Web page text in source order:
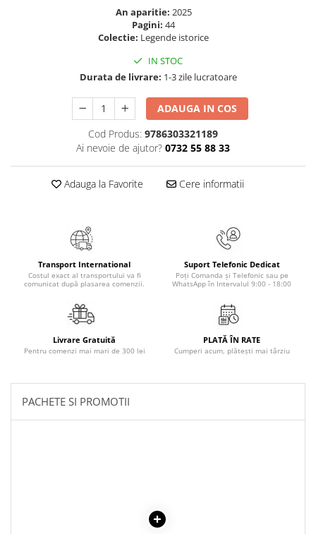
Ma pregatesc pentru scoala
Manuale - Carte Scolara
Clasa pregatitoare
Limbi Straine
Povesti ilustrate
Povesti - Basme - Legende
Religie pentru copii
ScienceConnection
An aparitie: 2025
Pagini: 44
Colectie: Legende istorice
IN STOC
Durata de livrare: 1-3 zile lucratoare
ADAUGA IN COS
Cod Produs: 9786303321189
Ai nevoie de ajutor? 0732 55 88 33
Adauga la Favorite Cere informatii
Transport International
Costul exact al transportului va fi
comunicat după plasarea comenzii.
Suport Telefonic Dedicat
Poți Comanda și Telefonic sau pe
WhatsApp în Intervalul 9:00 - 18:00
Livrare Gratuită
Pentru comenzi mai mari de 300 lei
PLATĂ ÎN RATE
Cumperi acum, plătești mai târziu
PACHETE SI PROMOTII